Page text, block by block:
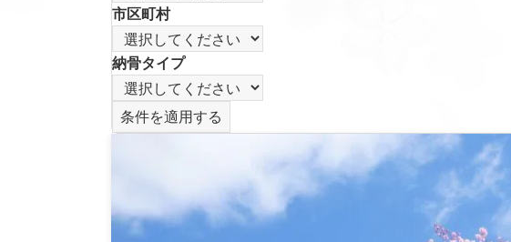
市区町村
納骨タイプ
条件を適用する